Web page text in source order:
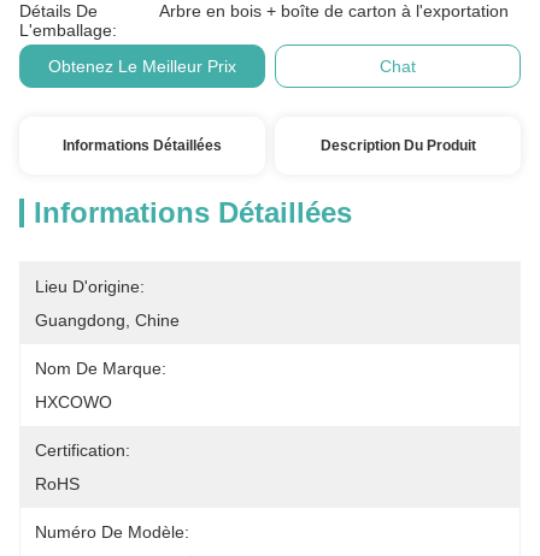
Détails De
L'emballage:
Arbre en bois + boîte de carton à l'exportation
Obtenez Le Meilleur Prix Chat
Informations Détaillées Description Du Produit
Informations Détaillées
Lieu D'origine:
Guangdong, Chine
Nom De Marque:
HXCOWO
Certification:
RoHS
Numéro De Modèle: